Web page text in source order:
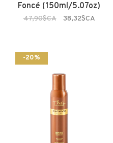
Foncé (150ml/5.07oz)
47,90$CA 38,32$CA
-20%